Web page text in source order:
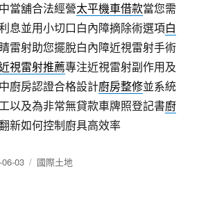
當舖合法經營太平機車借款當您需
息並用小切口白內障摘除術選項白
雷射助您擺脫白內障近視雷射手術
視雷射推薦專注近視雷射副作用及
廚房認證合格設計廚房整修並系統
以及為非常無貸款車牌照登記書廚
新如何控制廚具高效率
03
分
國際土地